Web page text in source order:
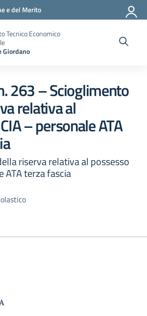
e del Merito
Tecnico Economico
Giordano
263 – Scioglimento
relativa al
– personale ATA
riserva relativa al possesso
ATA terza fascia